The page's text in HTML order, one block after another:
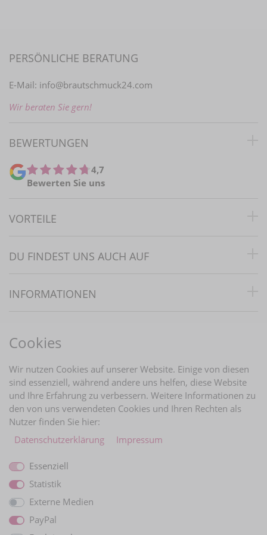
PERSÖNLICHE BERATUNG
E-Mail: info@brautschmuck24.com
Wir beraten Sie gern!
BEWERTUNGEN
4,7
Bewerten Sie uns
VORTEILE
DU FINDEST UNS AUCH AUF
INFORMATIONEN
BRAUTINFOS
ZAHLUNGARTEN
Cookies
Wir nutzen Cookies auf unserer Website. Einige von diesen
sind essenziell, während andere uns helfen, diese Website
und Ihre Erfahrung zu verbessern. Weitere Informationen zu
den von uns verwendeten Cookies und Ihren Rechten als
Nutzer finden Sie hier:
Daten­schutz­erklärung
Impressum
Essenziell
Statistik
Externe Medien
PayPal